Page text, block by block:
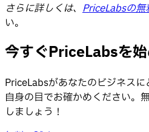
さらに詳しくは、 PriceLabsの
い。
今すぐPriceLabsを始
PriceLabsがあなたのビジネス
自身の目でお確かめください。
しましょう！